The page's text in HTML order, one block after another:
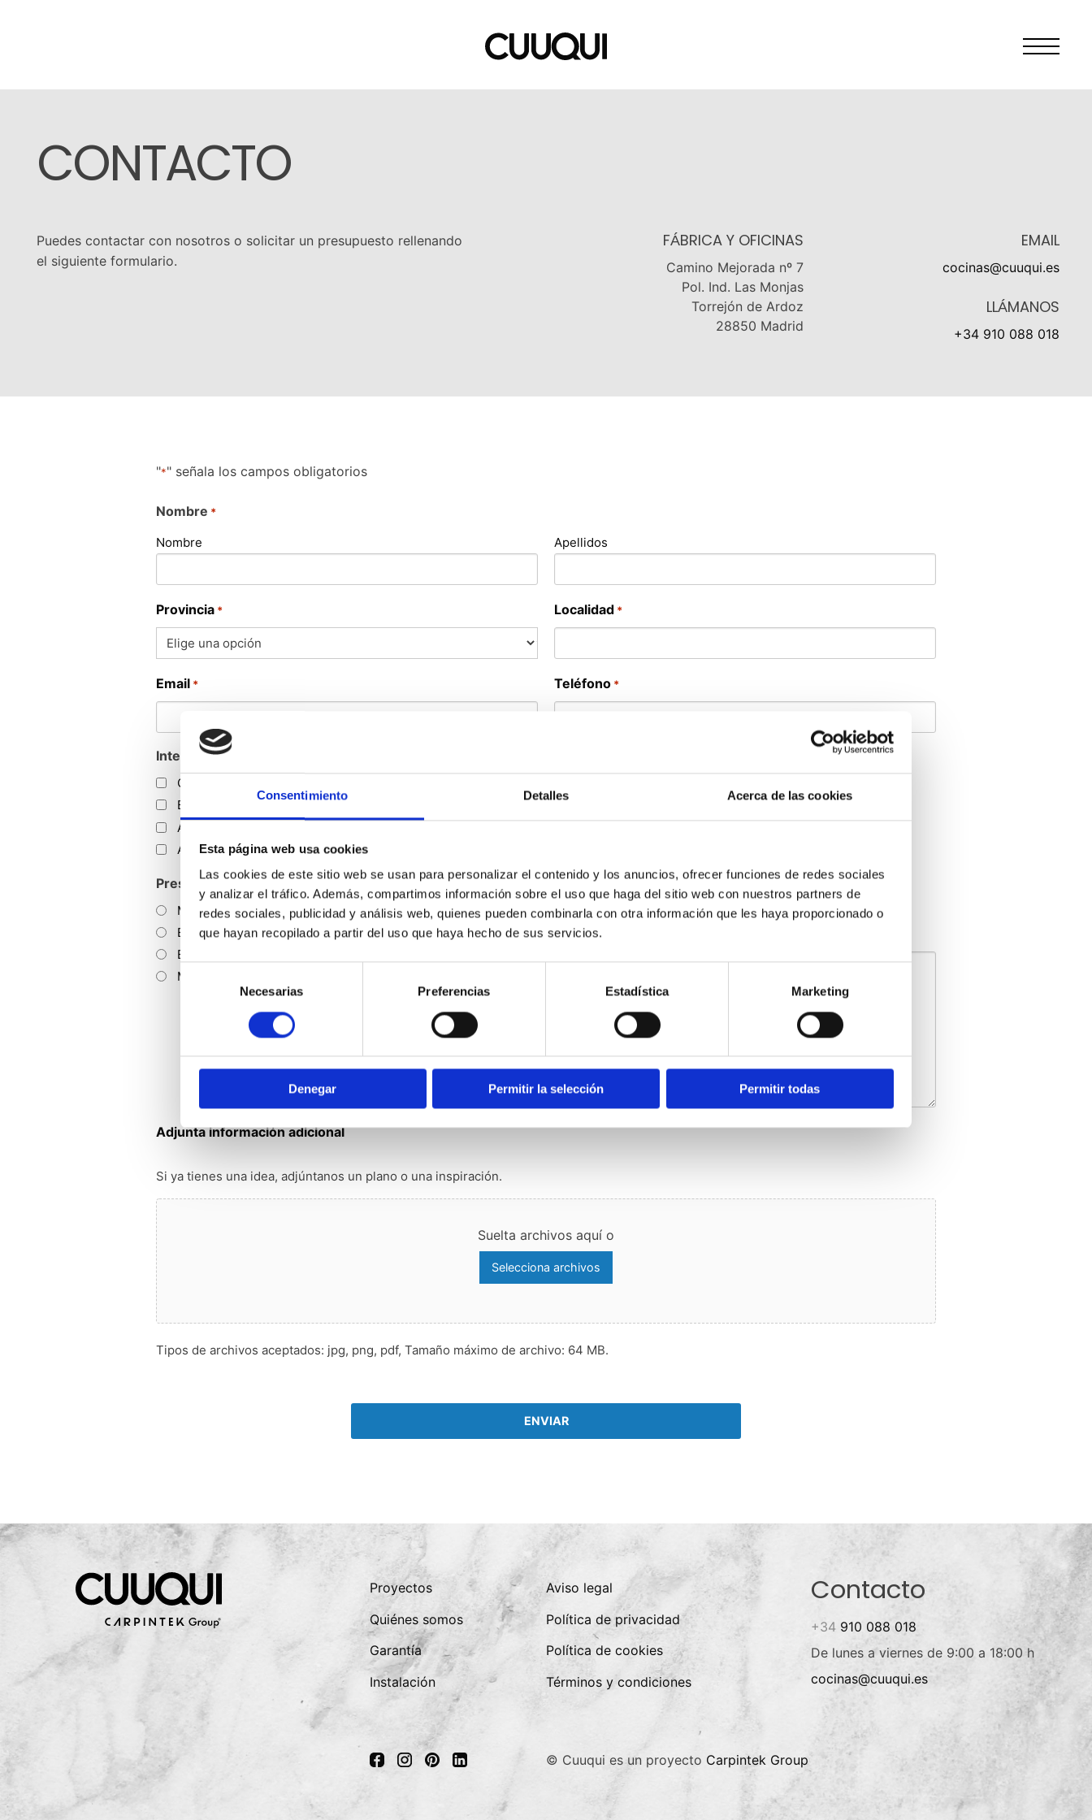
Consentimiento Detalles Acerca de las cookies
Esta página web usa cookies
Las cookies de este sitio web se usan para personalizar el contenido y los anuncios, ofrecer funciones de redes sociales
y analizar el tráfico. Además, compartimos información sobre el uso que haga del sitio web con nuestros partners de
redes sociales, publicidad y análisis web, quienes pueden combinarla con otra información que les haya proporcionado o
que hayan recopilado a partir del uso que haya hecho de sus servicios.
Selección
consentimiento
Necesarias Preferencias Estadística Marketing
Denegar Permitir la selección Permitir todas
sencillasCONTACTO
Puedes contactar con nosotros o solicitar un presupuesto rellenando
el siguiente formulario.
FÁBRICA Y OFICINAS
Camino Mejorada nº 7
Pol. Ind. Las Monjas
Torrejón de Ardoz
28850 Madrid
EMAIL
cocinas@cuuqui.es
LLÁMANOS
+34 910 088 018
"*" señala los campos obligatorios
Nombre *
Nombre Apellidos
Provincia * Localidad *
Email * Teléfono *
Interés sobre
Cocinas
Baños
Armarios y vestidores
Accesorios y electrodomésticos
Presupuesto orientativo
Menos de 7.500 €
Entre 7.500 y 10.000 €
Entre 10.000 y 15.000 €
Mas de 15.000 €
Cuéntanos tu idea
Descripción sobre estilo, materiales, necesidades, etc.
Adjunta información adicional
Si ya tienes una idea, adjúntanos un plano o una inspiración.
Suelta archivos aquí o
Selecciona archivos
Tipos de archivos aceptados: jpg, png, pdf, Tamaño máximo de archivo: 64 MB.
Proyectos
Quiénes somos
Garantía
Instalación
Aviso legal
Política de privacidad
Política de cookies
Términos y condiciones
Contacto
+34910 088 018
De lunes a viernes de 9:00 a 18:00 h
cocinas@cuuqui.es
© Cuuqui es un proyecto Carpintek Group